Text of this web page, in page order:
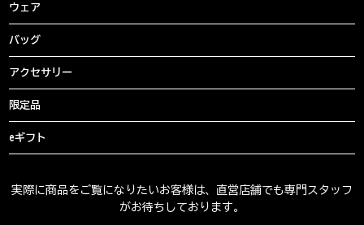
ウェア
バッグ
アクセサリー
限定品
eギフト
実際に商品をご覧になりたいお客様は、直営店舗でも専門スタッフ
がお待ちしております。